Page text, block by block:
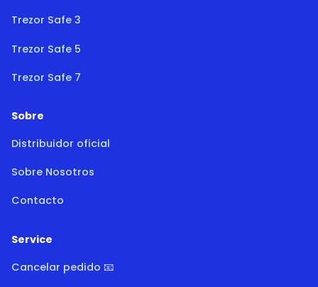
Trezor Safe 3
Trezor Safe 5
Trezor Safe 7
Sobre
Distribuidor oficial
Sobre Nosotros
Contacto
Service
Cancelar pedido 📧